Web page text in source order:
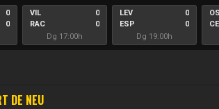
0
0
VIL
RAC
0
0
Dg 17:00h
LEV
ESP
0
0
Dg 19:00h
DE NEU